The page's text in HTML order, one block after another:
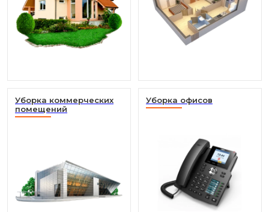
Уборка коммерческих
помещений
Уборка офисов